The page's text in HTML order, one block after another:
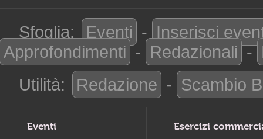
Sfoglia: Eventi - Inserisci
Approfondimenti - Redazionali -
Utilità:
Redazione - Scambio
Eventi Esercizi